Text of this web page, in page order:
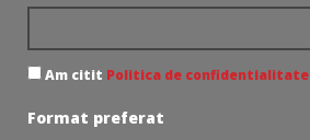
Am citit Politica de confidentialitate
Format preferat